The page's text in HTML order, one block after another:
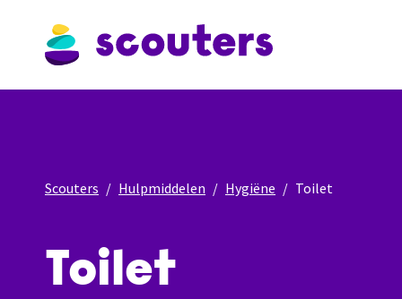
Scouters Hulpmiddelen Hygiëne Toilet
Toilet